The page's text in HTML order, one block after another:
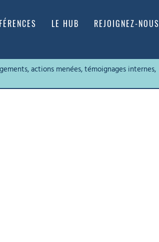
LE HUB REJOIGNEZ-NOUS
actions menées, témoignages internes,